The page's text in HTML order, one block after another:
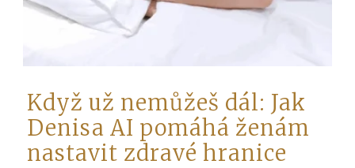
Když už nemůžeš dál: Jak
Denisa AI pomáhá ženám
nastavit zdravé hranice